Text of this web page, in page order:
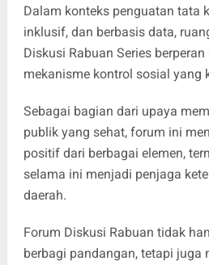
Dalam konteks penguatan tata
inklusif, dan berbasis data,
Diskusi Rabuan Series
mekanisme kontrol sosial yang
Sebagai bagian dari upaya
publik yang sehat, forum ini
positif dari berbagai elemen,
selama ini menjadi penjaga
daerah.
Forum Diskusi Rabuan tidak
berbagi pandangan, tetapi juga